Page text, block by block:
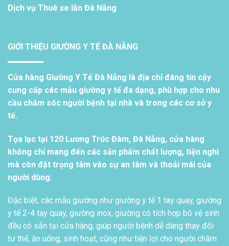
Dịch vụ Thuê xe lăn Đà Nẵng
GIỚI THIỆU GIƯỜNG Y TẾ ĐÀ NẴNG
Cửa hàng Giường Y Tế Đà Nẵng là địa chỉ đáng tin cậy
cung cấp các mẫu giường y tế đa dạng, phù hợp cho nhu
cầu chăm sóc người bệnh tại nhà và trong các cơ sở y
tế.
Tọa lạc tại 120 Lương Trúc Đàm, Đà Nẵng, cửa hàng
không chỉ mang đến các sản phẩm chất lượng, tiện nghi
mà còn đặt trọng tâm vào sự an tâm và thoải mái của
người dùng.
Đặc biệt, các mẫu giường như giường y tế 1 tay quay, giường
y tế 2-4 tay quay, giường inox, giường có tích hợp bô vệ sinh
đều có sẵn tại cửa hàng, giúp người bệnh dễ dàng thay đổi
tư thế, ăn uống, sinh hoạt, cũng như tiện lợi cho người chăm